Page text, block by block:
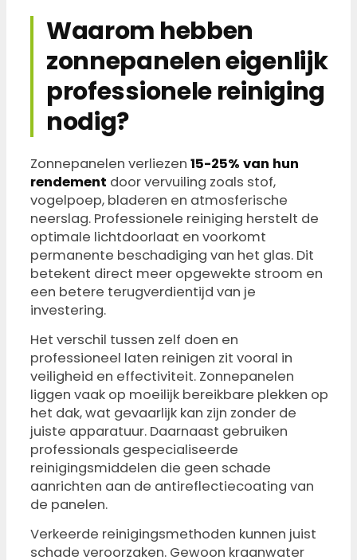
Waarom hebben
zonnepanelen eigenlijk
professionele reiniging
nodig?
Zonnepanelen verliezen 15-25% van hun
rendement door vervuiling zoals stof,
vogelpoep, bladeren en atmosferische
neerslag. Professionele reiniging herstelt de
optimale lichtdoorlaat en voorkomt
permanente beschadiging van het glas. Dit
betekent direct meer opgewekte stroom en
een betere terugverdientijd van je
investering.
Het verschil tussen zelf doen en
professioneel laten reinigen zit vooral in
veiligheid en effectiviteit. Zonnepanelen
liggen vaak op moeilijk bereikbare plekken op
het dak, wat gevaarlijk kan zijn zonder de
juiste apparatuur. Daarnaast gebruiken
professionals gespecialiseerde
reinigingsmiddelen die geen schade
aanrichten aan de antireflectiecoating van
de panelen.
Verkeerde reinigingsmethoden kunnen juist
schade veroorzaken. Gewoon kraanwater